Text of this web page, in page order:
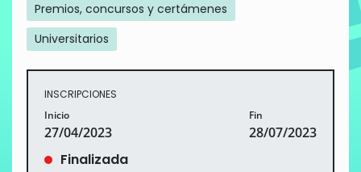
Premios, concursos y certámenes
Universitarios
INSCRIPCIONES
Inicio
27/04/2023
Fin
28/07/2023
Finalizada